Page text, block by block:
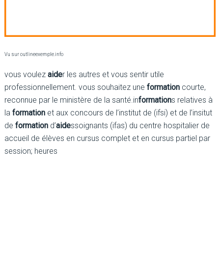
Vu sur outlineexemple.info
vous voulez aider les autres et vous sentir utile
professionnellement. vous souhaitez une formationcourte,
reconnue par le ministère de la santé.informations relatives à
la formationet aux concours de l’institut de (ifsi) et de l’insitut
de formationd’aidessoignants (ifas) du centre hospitalier de
accueil de élèves en cursus complet et en cursus partiel par
session; heures